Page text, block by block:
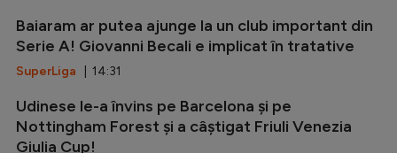
Baiaram ar putea ajunge la un club important din
Serie A! Giovanni Becali e implicat în tratative
SuperLiga | 14:31
Udinese le-a învins pe Barcelona și pe
Nottingham Forest și a câștigat Friuli Venezia
Giulia Cup!